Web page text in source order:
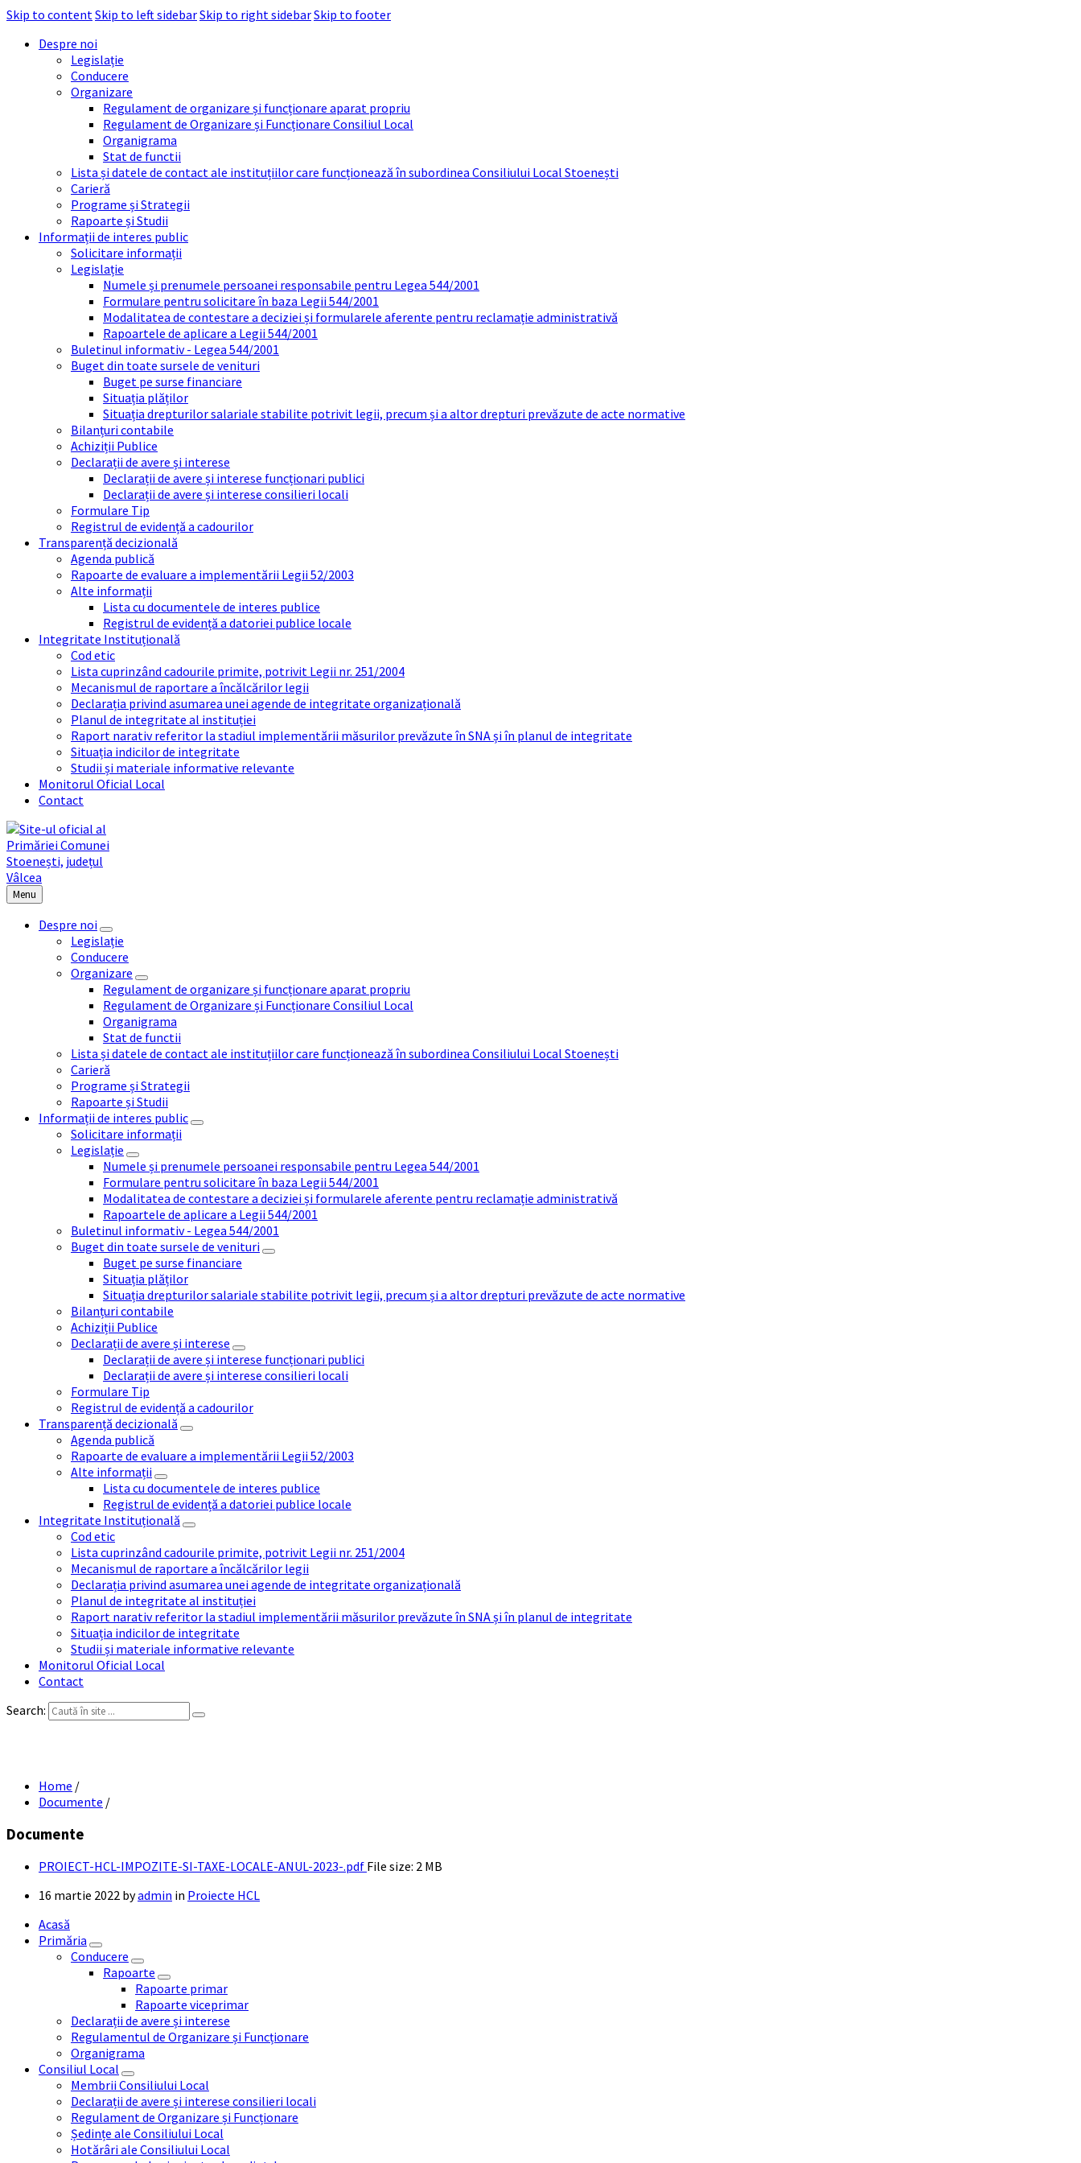
Skip to contentSkip to left sidebarSkip to right sidebarSkip to footer
Despre noi
Legislație
Conducere
Organizare
Regulament de organizare și funcționare aparat propriu
Regulament de Organizare și Funcționare Consiliul Local
Organigrama
Stat de functii
Lista și datele de contact ale instituțiilor care funcționează în subordinea Consiliului Local Stoenești
Carieră
Programe și Strategii
Rapoarte și Studii
Informații de interes public
Solicitare informații
Legislație
Numele și prenumele persoanei responsabile pentru Legea 544/2001
Formulare pentru solicitare în baza Legii 544/2001
Modalitatea de contestare a deciziei și formularele aferente pentru reclamație administrativă
Rapoartele de aplicare a Legii 544/2001
Buletinul informativ - Legea 544/2001
Buget din toate sursele de venituri
Buget pe surse financiare
Situația plăților
Situația drepturilor salariale stabilite potrivit legii, precum și a altor drepturi prevăzute de acte normative
Bilanțuri contabile
Achiziții Publice
Declarații de avere și interese
Declarații de avere și interese funcționari publici
Declarații de avere și interese consilieri locali
Formulare Tip
Registrul de evidență a cadourilor
Transparență decizională
Agenda publică
Rapoarte de evaluare a implementării Legii 52/2003
Alte informații
Lista cu documentele de interes publice
Registrul de evidență a datoriei publice locale
Integritate Instituțională
Cod etic
Lista cuprinzând cadourile primite, potrivit Legii nr. 251/2004
Mecanismul de raportare a încălcărilor legii
Declarația privind asumarea unei agende de integritate organizațională
Planul de integritate al instituției
Raport narativ referitor la stadiul implementării măsurilor prevăzute în SNA și în planul de integritate
Situația indicilor de integritate
Studii și materiale informative relevante
Monitorul Oficial Local
Contact
Menu
Despre noi
Legislație
Conducere
Organizare
Regulament de organizare și funcționare aparat propriu
Regulament de Organizare și Funcționare Consiliul Local
Organigrama
Stat de functii
Lista și datele de contact ale instituțiilor care funcționează în subordinea Consiliului Local Stoenești
Carieră
Programe și Strategii
Rapoarte și Studii
Informații de interes public
Solicitare informații
Legislație
Numele și prenumele persoanei responsabile pentru Legea 544/2001
Formulare pentru solicitare în baza Legii 544/2001
Modalitatea de contestare a deciziei și formularele aferente pentru reclamație administrativă
Rapoartele de aplicare a Legii 544/2001
Buletinul informativ - Legea 544/2001
Buget din toate sursele de venituri
Buget pe surse financiare
Situația plăților
Situația drepturilor salariale stabilite potrivit legii, precum și a altor drepturi prevăzute de acte normative
Bilanțuri contabile
Achiziții Publice
Declarații de avere și interese
Declarații de avere și interese funcționari publici
Declarații de avere și interese consilieri locali
Formulare Tip
Registrul de evidență a cadourilor
Transparență decizională
Agenda publică
Rapoarte de evaluare a implementării Legii 52/2003
Alte informații
Lista cu documentele de interes publice
Registrul de evidență a datoriei publice locale
Integritate Instituțională
Cod etic
Lista cuprinzând cadourile primite, potrivit Legii nr. 251/2004
Mecanismul de raportare a încălcărilor legii
Declarația privind asumarea unei agende de integritate organizațională
Planul de integritate al instituției
Raport narativ referitor la stadiul implementării măsurilor prevăzute în SNA și în planul de integritate
Situația indicilor de integritate
Studii și materiale informative relevante
Monitorul Oficial Local
Contact
Search:
Home /
Documente /
Documente
PROIECT-HCL-IMPOZITE-SI-TAXE-LOCALE-ANUL-2023-.pdf File size: 2 MB
16 martie 2022 byadmin in Proiecte HCL
Acasă
Primăria
Conducere
Rapoarte
Rapoarte primar
Rapoarte viceprimar
Declarații de avere și interese
Regulamentul de Organizare și Funcționare
Organigrama
Consiliul Local
Membrii Consiliului Local
Declarații de avere și interese consilieri locali
Regulament de Organizare și Funcționare
Ședințe ale Consiliului Local
Hotărâri ale Consiliului Local